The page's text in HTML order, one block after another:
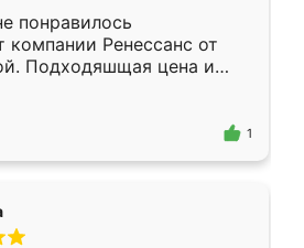
понравилось
компании Ренессанс от
Подходяшщая цена и
Приехавший
Владислав
эскизу самый
1